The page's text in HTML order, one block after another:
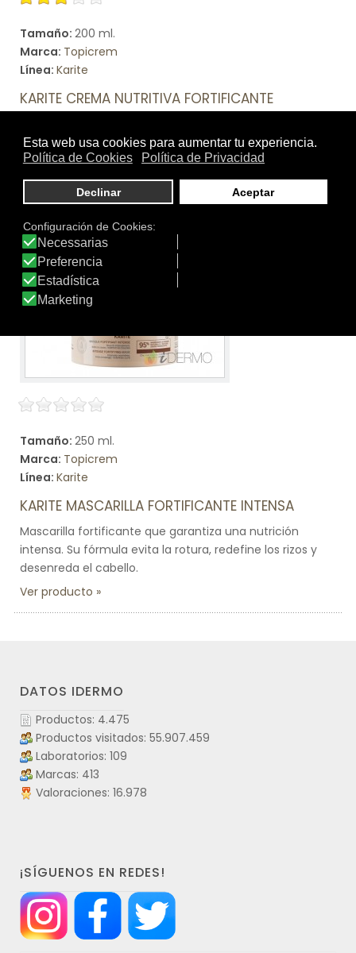
Tamaño: 200 ml.
Marca: Topicrem
Línea: Karite
KARITE CREMA NUTRITIVA FORTIFICANTE
la humedad y encrespamiento
Ver producto
Tamaño: 250 ml.
Marca: Topicrem
Línea: Karite
KARITE MASCARILLA FORTIFICANTE INTENSA
Mascarilla fortificante que garantiza una nutrición
intensa. Su fórmula evita la rotura, redefine los rizos y
desenreda el cabello.
Ver producto
DATOS IDERMO
Productos: 4.475
Productos visitados: 55.907.459
Laboratorios: 109
Marcas: 413
Valoraciones: 16.978
¡SÍGUENOS EN REDES!